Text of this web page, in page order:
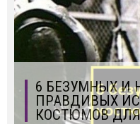
6 БЕЗУМНЫХ И
ПРАВДИВЫХ
КОСТЮМОВ